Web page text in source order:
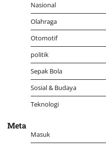
Nasional
Olahraga
Otomotif
politik
Sepak Bola
Sosial & Budaya
Teknologi
Meta
Masuk